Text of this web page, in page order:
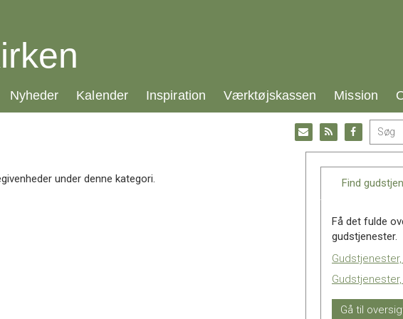
21.0:
Nyheder 22.0:
Kalender 23.0:
Inspiration 24.0:
Værktøjskassen 25.0:
Mission
Gå
til:
Facebook
Gå
til:
RSS
feed
Gå
til:
Email
under denne kategori. Find
Få det fulde
gudstjenester.
Gå til